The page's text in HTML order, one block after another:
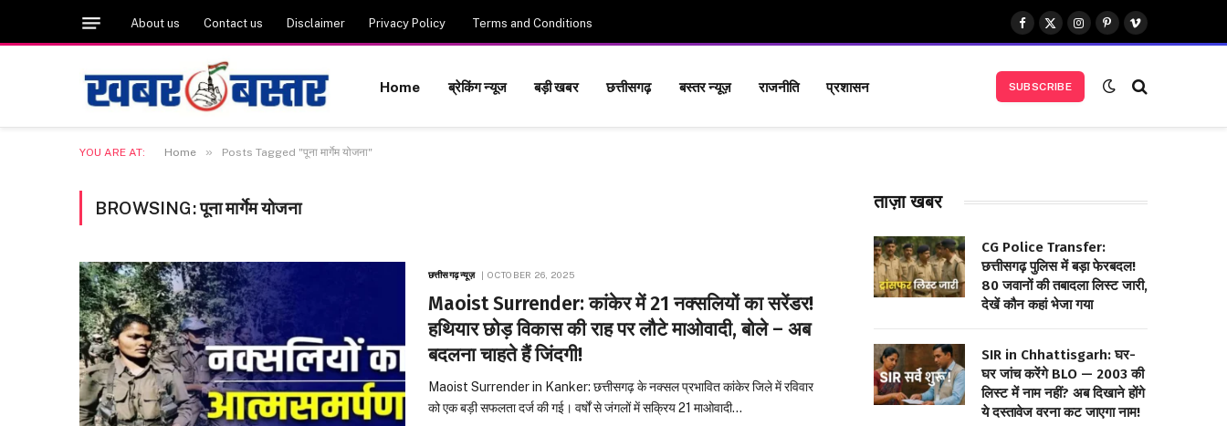
About us Contact us Disclaimer Privacy Policy Terms and Conditions
Facebook
X
(Twitter)
Instagram
Pinterest
Vimeo
Home ब्रेकिंग न्यूज बड़ी खबर छत्तीसगढ़ बस्तर न्यूज़ राजनीति प्रशासन SUBSCRIBE
YOU ARE AT: Home » Posts Tagged "पूना मार्गेम योजना"
BROWSING:पूना मार्गेम योजना
छत्तीसगढ़ न्यूज़ OCTOBER 26, 2025
Maoist Surrender: कांकेर में 21 नक्सलियों का सरेंडर!
हथियार छोड़ विकास की राह पर लौटे माओवादी, बोले – अब
बदलना चाहते हैं जिंदगी!
Maoist Surrender in Kanker: छत्तीसगढ़ के नक्सल प्रभावित कांकेर जिले में रविवार
को एक बड़ी सफलता दर्ज की गई। वर्षों से जंगलों में सक्रिय 21 माओवादी…
ताज़ा खबर
CG Police Transfer:
छत्तीसगढ़ पुलिस में बड़ा फेरबदल!
80 जवानों की तबादला लिस्ट जारी,
देखें कौन कहां भेजा गया
SIR in Chhattisgarh: घर-
घर जांच करेंगे BLO — 2003 की
लिस्ट में नाम नहीं? अब दिखाने होंगे
ये दस्तावेज वरना कट जाएगा नाम!